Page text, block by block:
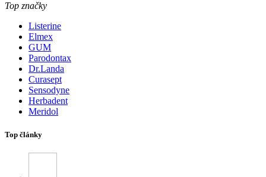
Top značky
Listerine
Elmex
GUM
Parodontax
Dr.Landa
Curasept
Sensodyne
Herbadent
Meridol
Top články